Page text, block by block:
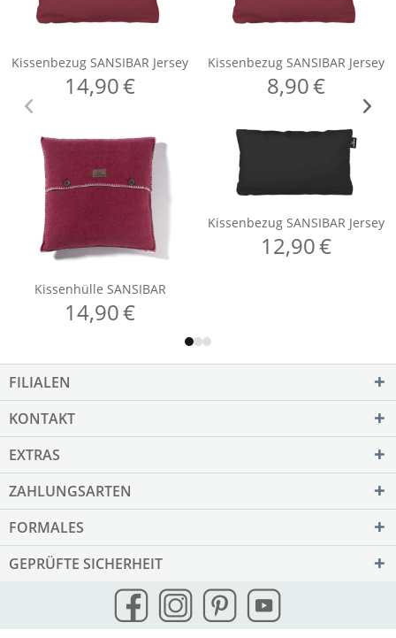
FILIALEN
KONTAKT
EXTRAS
ZAHLUNGSARTEN
FORMALES
GEPRÜFTE SICHERHEIT